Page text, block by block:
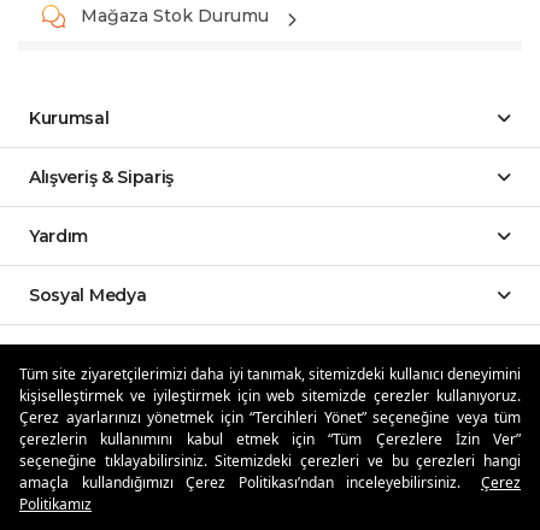
Tüm site ziyaretçilerimizi daha iyi tanımak, sitemizdeki kullanıcı deneyimini
kişiselleştirmek ve iyileştirmek için web sitemizde çerezler kullanıyoruz.
Çerez ayarlarınızı yönetmek için “Tercihleri Yönet” seçeneğine veya tüm
çerezlerin kullanımını kabul etmek için “Tüm Çerezlere İzin Ver”
seçeneğine tıklayabilirsiniz. Sitemizdeki çerezleri ve bu çerezleri hangi
amaçla kullandığımızı Çerez Politikası’ndan inceleyebilirsiniz.
Çerez
Politikamız
Mağaza Stok Durumu
Kurumsal
Alışveriş & Sipariş
Yardım
Sosyal Medya
Özdilekteyim'de Taksit Avantajları
Güvenli Alışveriş